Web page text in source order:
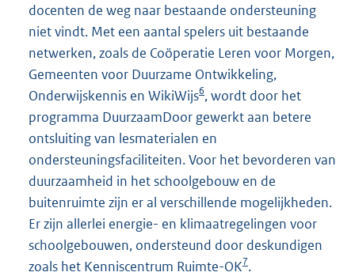
docenten de weg naar bestaande ondersteuning
niet vindt. Met een aantal spelers uit bestaande
netwerken, zoals de Coöperatie Leren voor Morgen,
Gemeenten voor Duurzame Ontwikkeling,
Onderwijskennis en WikiWijs6, wordt door het
programma DuurzaamDoor gewerkt aan betere
ontsluiting van lesmaterialen en
ondersteuningsfaciliteiten. Voor het bevorderen van
duurzaamheid in het schoolgebouw en de
buitenruimte zijn er al verschillende mogelijkheden.
Er zijn allerlei energie- en klimaatregelingen voor
schoolgebouwen, ondersteund door deskundigen
zoals het Kenniscentrum Ruimte-OK7.